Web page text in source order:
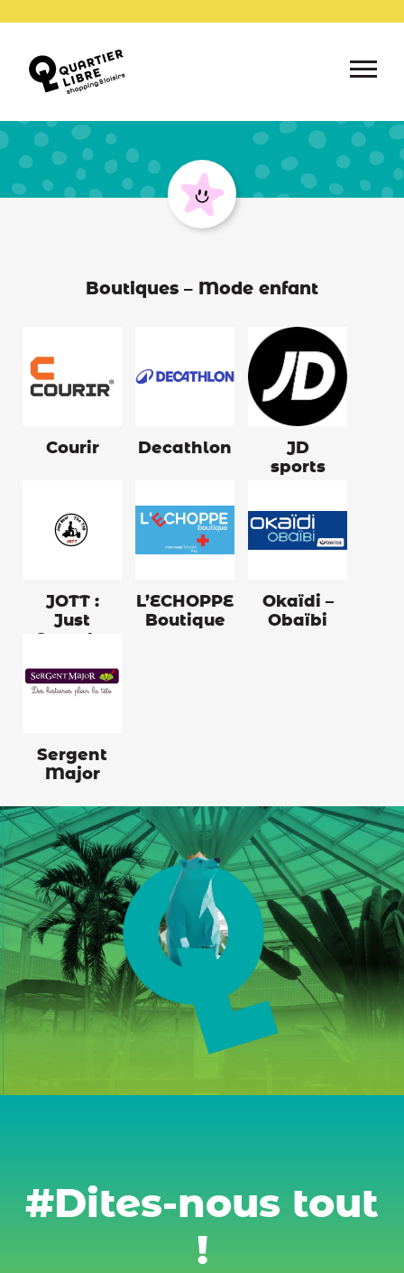
Boutiques – Mode enfant
Courir Decathlon
JD
sports
JOTT :
Just
L’ECHOPPE
Boutique
Okaïdi –
Obaïbi
Sergent
Major
#Dites-nous tout
!